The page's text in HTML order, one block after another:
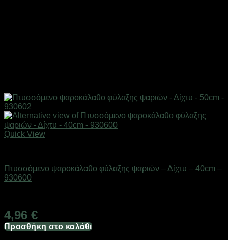
Quick View
Πτυσσόμενο ψαροκάλαθο φύλαξης ψαριών – Δίχτυ – 40cm –
930600
4,96 €
Προσθήκη στο καλάθι